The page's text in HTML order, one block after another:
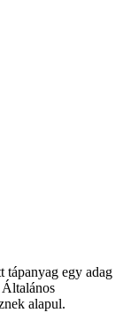
egy adag
alapul.